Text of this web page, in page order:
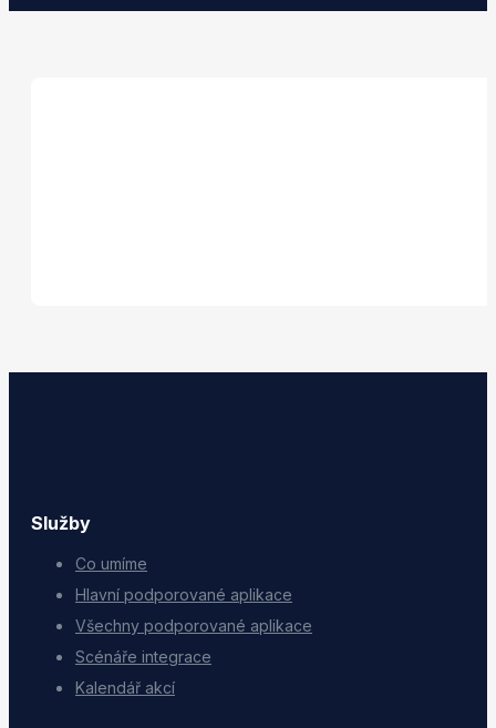
Služby
Co umíme
Hlavní podporované aplikace
Všechny podporované aplikace
Scénáře integrace
Kalendář akcí